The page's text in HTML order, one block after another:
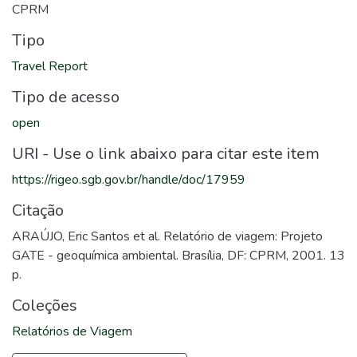
CPRM
Tipo
Travel Report
Tipo de acesso
open
URI - Use o link abaixo para citar este item
https://rigeo.sgb.gov.br/handle/doc/17959
Citação
ARAÚJO, Eric Santos et al. Relatório de viagem: Projeto
GATE - geoquímica ambiental. Brasília, DF: CPRM, 2001. 13
p.
Coleções
Relatórios de Viagem